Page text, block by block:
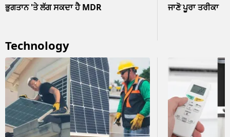
ਭੁਗਤਾਨ 'ਤੇ ਲੱਗ ਸਕਦਾ ਹੈ MDR
ਜਾਣੋ ਪੂਰਾ ਤਰੀਕਾ
Technology